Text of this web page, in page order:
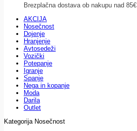
Brezplačna dostava ob nakupu nad 85€
AKCIJA
Nosečnost
Dojenje
Hranjenje
Avtosedeži
Vozički
Potepanje
Igranje
Spanje
Nega in kopanje
Moda
Darila
Outlet
Kategorija Nosečnost